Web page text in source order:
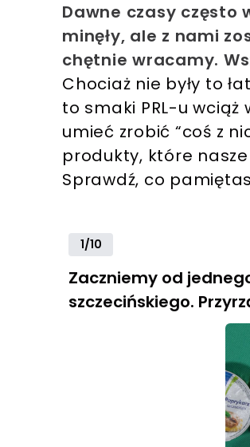
Dawne czasy często
minęły, ale z nami
chętnie wracamy.
Chociaż nie były to
to smaki PRL-u
umieć zrobić “coś z
produkty, które
Sprawdź, co
1/10
Zaczniemy od
szczecińskiego.